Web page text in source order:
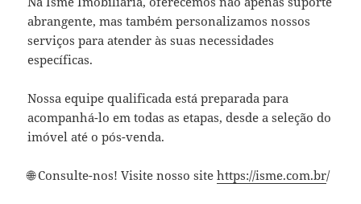
abrangente, mas também personalizamos nossos
serviços para atender às suas necessidades
específicas.
Nossa equipe qualificada está preparada para
acompanhá-lo em todas as etapas, desde a seleção do
imóvel até o pós-venda.
🌐 Consulte-nos! Visite nosso sitehttps://isme.com.br/